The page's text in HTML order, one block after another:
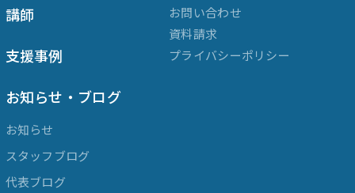
講師
支援事例
お知らせ・ブログ
お知らせ
スタッフブログ
代表ブログ
お問い合わせ
資料請求
プライバシーポリシー